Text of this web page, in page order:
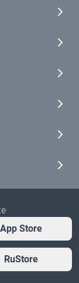
App Store
RuStore